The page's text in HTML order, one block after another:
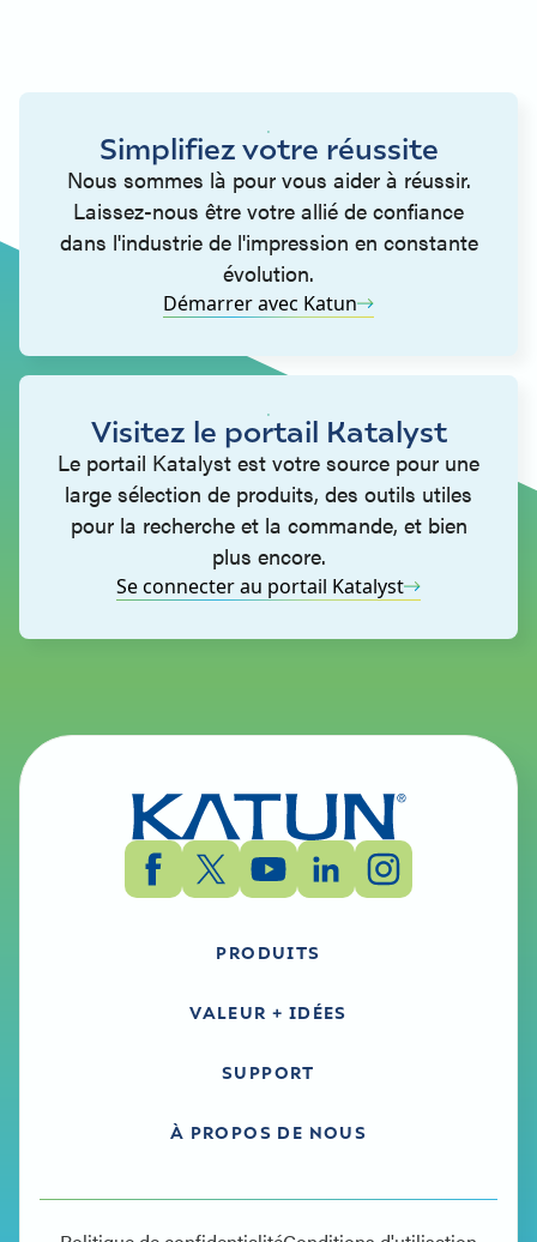
Simplifiez votre réussite
Nous sommes là pour vous aider à réussir.
Laissez-nous être votre allié de confiance
dans l'industrie de l'impression en constante
évolution.
Démarrer avec Katun
Visitez le portail Katalyst
Le portail Katalyst est votre source pour une
large sélection de produits, des outils utiles
pour la recherche et la commande, et bien
plus encore.
Se connecter au portail Katalyst
PRODUITS
VALEUR + IDÉES
SUPPORT
À PROPOS DE NOUS